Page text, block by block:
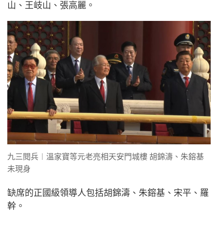
山、王岐山、張高麗。
九三閱兵︱溫家寶等元老亮相天安門城樓 胡錦濤、朱鎔基
未現身
缺席的正國級領導人包括胡錦濤、朱鎔基、宋平、羅
幹。